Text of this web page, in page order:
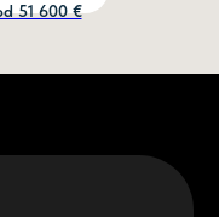
51 600 €